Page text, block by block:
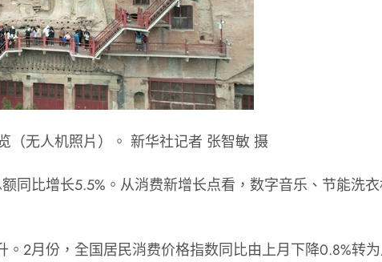
（无人机照片）。 新华社记者 张智敏 摄
同比增长5.5%。从消费新增长点看，数字音乐、节能洗
2月份，全国居民消费价格指数同比由上月下降0.8%转